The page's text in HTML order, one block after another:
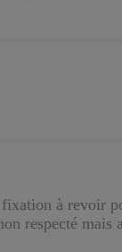
à revoir
respecté mais